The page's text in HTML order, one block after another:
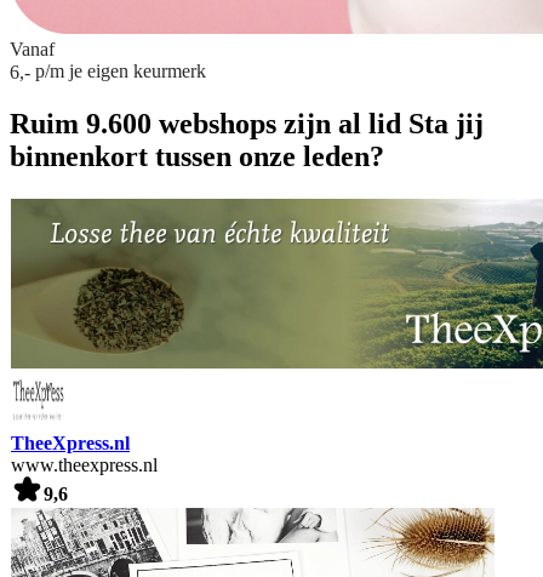
Vanaf
6,- p/m je eigen keurmerk
Ruim 9.600 webshops zijn al lid Sta jij
binnenkort tussen onze leden?
TheeXpress.nl
www.theexpress.nl
9,6